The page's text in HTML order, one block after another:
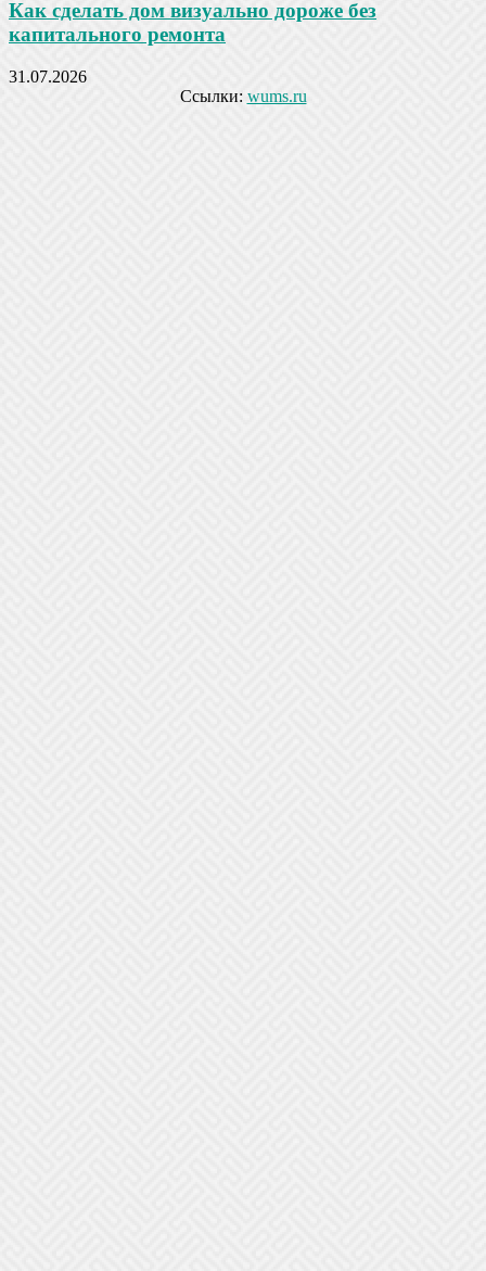
Как сделать дом визуально дороже без
капитального ремонта
31.07.2026
Ссылки: wums.ru